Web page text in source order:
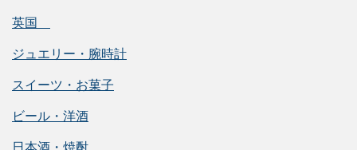
英国
ジュエリー・腕時計
スイーツ・お菓子
ビール・洋酒